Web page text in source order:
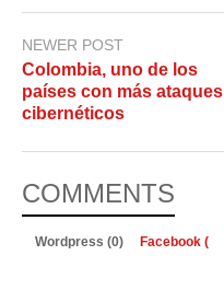
NEWER POST
Colombia, uno de los
países con más ataques
cibernéticos
COMMENTS
Wordpress (0) Facebook (